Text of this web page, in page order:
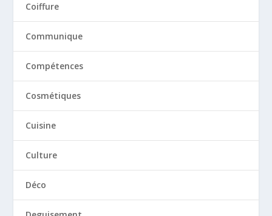
Coiffure
Communique
Compétences
Cosmétiques
Cuisine
Culture
Déco